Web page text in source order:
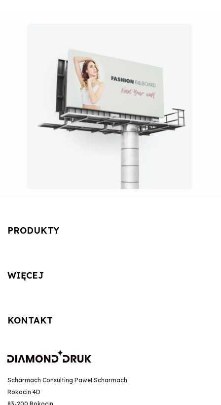
PRODUKTY
WIĘCEJ
KONTAKT
Scharmach Consulting Paweł Scharmach
Rokocin 4D